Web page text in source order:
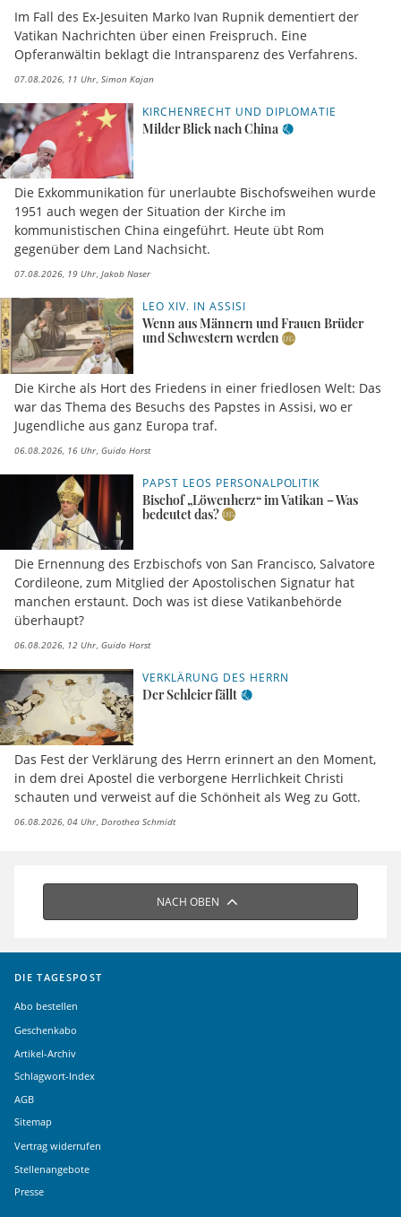
Im Fall des Ex-Jesuiten Marko Ivan Rupnik dementiert der
Vatikan Nachrichten über einen Freispruch. Eine
Opferanwältin beklagt die Intransparenz des Verfahrens.
07.08.2026, 11 Uhr Simon Kajan
KIRCHENRECHT UND DIPLOMATIE
Milder Blick nach China
Die Exkommunikation für unerlaubte Bischofsweihen wurde
1951 auch wegen der Situation der Kirche im
kommunistischen China eingeführt. Heute übt Rom
gegenüber dem Land Nachsicht.
07.08.2026, 19 Uhr Jakob Naser
LEO XIV. IN ASSISI
Wenn aus Männern und Frauen Brüder
und Schwestern werden
Die Kirche als Hort des Friedens in einer friedlosen Welt: Das
war das Thema des Besuchs des Papstes in Assisi, wo er
Jugendliche aus ganz Europa traf.
06.08.2026, 16 Uhr Guido Horst
PAPST LEOS PERSONALPOLITIK
Bischof „Löwenherz“ im Vatikan – Was
bedeutet das?
Die Ernennung des Erzbischofs von San Francisco, Salvatore
Cordileone, zum Mitglied der Apostolischen Signatur hat
manchen erstaunt. Doch was ist diese Vatikanbehörde
überhaupt?
06.08.2026, 12 Uhr Guido Horst
VERKLÄRUNG DES HERRN
Der Schleier fällt
Das Fest der Verklärung des Herrn erinnert an den Moment,
in dem drei Apostel die verborgene Herrlichkeit Christi
schauten und verweist auf die Schönheit als Weg zu Gott.
06.08.2026, 04 Uhr Dorothea Schmidt
NACH OBEN
DIE TAGESPOST
Abo bestellen
Geschenkabo
Artikel-Archiv
Schlagwort-Index
AGB
Sitemap
Vertrag widerrufen
Stellenangebote
Presse